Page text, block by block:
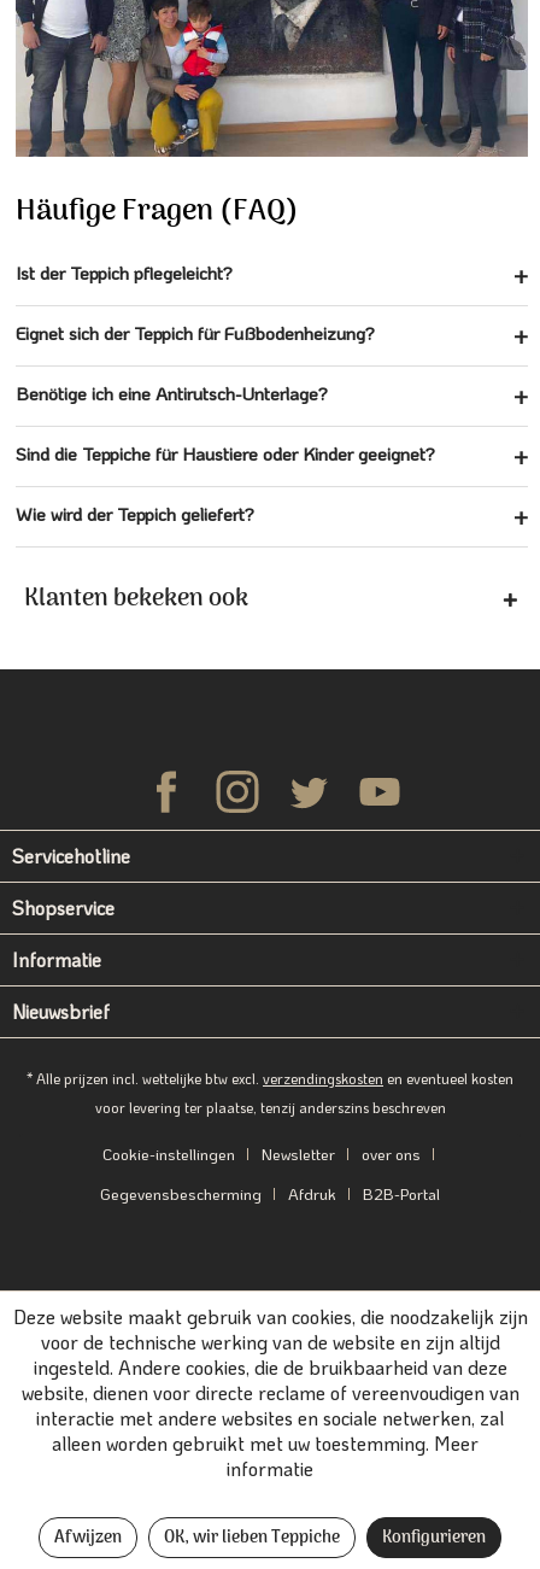
Häufige Fragen (FAQ)
Ist der Teppich pflegeleicht?
Eignet sich der Teppich für Fußbodenheizung?
Benötige ich eine Antirutsch-Unterlage?
Sind die Teppiche für Haustiere oder Kinder geeignet?
Wie wird der Teppich geliefert?
Klanten bekeken ook
Servicehotline
Shopservice
Informatie
Nieuwsbrief
* Alle prijzen incl. wettelijke btw excl. verzendingskosten en eventueel kosten
voor levering ter plaatse, tenzij anderszins beschreven
Cookie-instellingen Newsletter
over ons
Gegevensbescherming
Afdruk B2B-Portal
Deze website maakt gebruik van cookies, die noodzakelijk zijn
voor de technische werking van de website en zijn altijd
ingesteld. Andere cookies, die de bruikbaarheid van deze
website, dienen voor directe reclame of vereenvoudigen van
interactie met andere websites en sociale netwerken, zal
alleen worden gebruikt met uw toestemming. Meer
informatie
Afwijzen OK, wir lieben Teppiche Konfigurieren